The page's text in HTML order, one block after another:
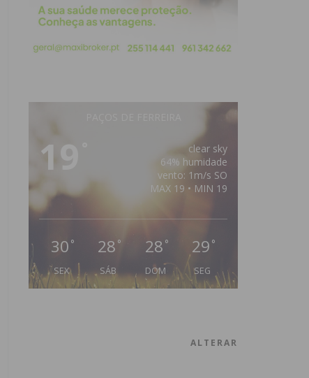
19
clear sky
64% humidade
vento: 1m/s SO
MAX 19 • MIN 19
30 °
SEX
28 °
SÁB
28 °
DOM
29 °
SEG
ALTERAR